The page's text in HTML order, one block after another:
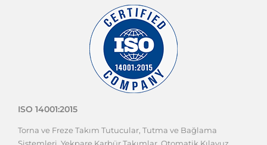
ISO 14001:2015
Torna ve Freze Takım Tutucular, Tutma ve Bağlama
Sistemleri, Yekpare Karbür Takımlar, Otomatik Kılavuz